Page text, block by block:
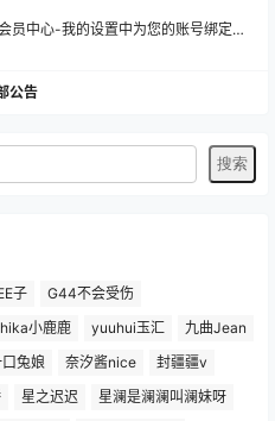
中心-我的设置中为您的账号绑定邮箱!
公告
子
G44不会受伤
小鹿鹿 yuuhui玉汇
九曲Jean
兔娘 奈汐酱nice
封疆疆v
星之迟迟
星澜是澜澜叫澜妹呀